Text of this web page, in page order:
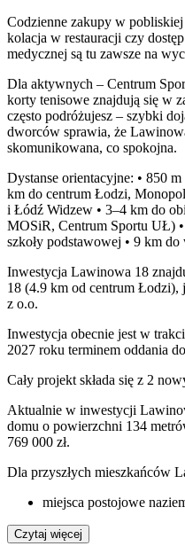
Codzienne zakupy w
kolacja w restauracji czy
medycznej są tu zawsze na
Dla aktywnych – Centrum
korty tenisowe znajdują się w
często podróżujesz – szybki
dworców sprawia, że
skomunikowana, co spokojna.
Dystanse orientacyjne: • 850
km do centrum Łodzi,
i Łódź Widzew • 3–4 km do
MOSiR, Centrum Sportu UŁ)
szkoły podstawowej • 9 km
Inwestycja Lawinowa 18
18 (4.9 km od centrum
z o.o.
Inwestycja obecnie jest w
2027 roku terminem oddania
Cały projekt składa się z 2
Aktualnie w inwestycji
domu o powierzchni 134
769 000 zł.
Dla przyszłych mieszkańców
miejsca postojowe
Czytaj więcej